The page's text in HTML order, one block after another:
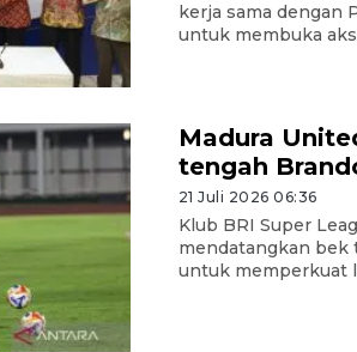
kerja sama dengan
untuk membuka
Madura
tengah
21 Juli 2026 06:36
Klub BRI Super
mendatangkan bek
untuk memperkuat